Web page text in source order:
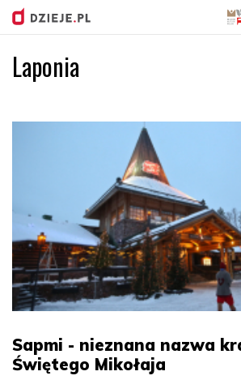
Laponia
Sapmi - nieznana nazwa
Świętego Mikołaja